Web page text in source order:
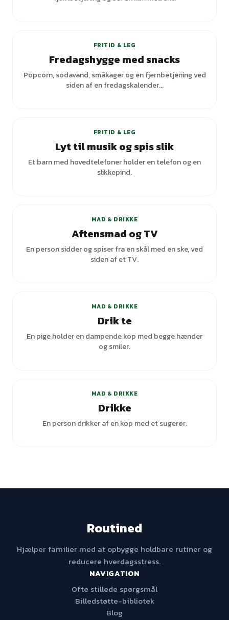
FRITID & LEG
Fredagshygge med snacks
Popcorn, sodavand, småkager og en fjernbetjening ved
siden af en fredagskalender...
FRITID & LEG
Lyt til musik og spis slik
Et barn med hovedtelefoner holder en telefon og en
slikkepind.
MAD & DRIKKE
Aftensmad og TV
En person sidder og spiser fra en skål med en ske, ved
siden af et TV.
MAD & DRIKKE
Drik te
En pige holder en dampende kop med begge hænder
og smiler.
MAD & DRIKKE
Drikke
En person drikker af en kop med et sugerør.
Routined
Hjælper familier med at opbygge holdbare rutiner og
reducere hverdagsstress.
NAVIGATION
Ofte stillede spørgsmål
Billedstøtte-bibliotek
Blog